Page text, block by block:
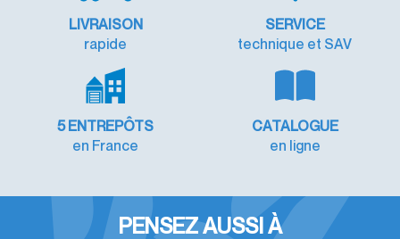
LIVRAISON
rapide
SERVICE
technique et SAV
5 ENTREPÔTS
en France
CATALOGUE
en ligne
PENSEZ AUSSI À